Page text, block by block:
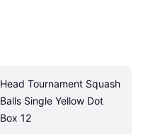
Head Tournament Squash
Balls Single Yellow Dot
Box 12